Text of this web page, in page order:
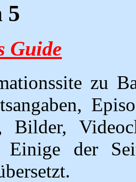
5
Guide
zu
Bilder,
Einige der